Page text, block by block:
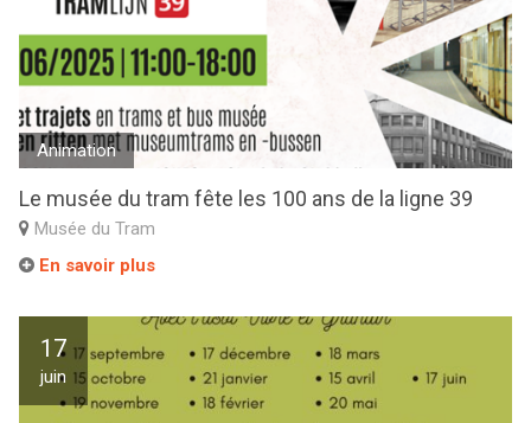
Animation
Le musée du tram fête les 100 ans de la ligne 39
Musée du Tram
En savoir plus
17
juin